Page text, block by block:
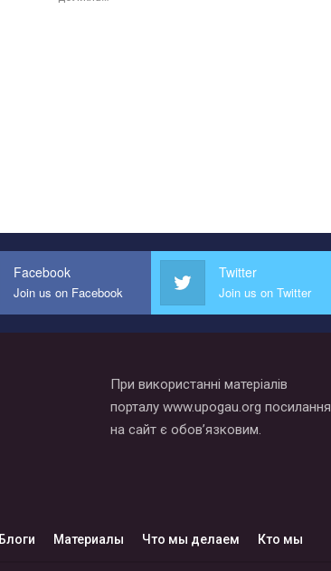
Facebook
Join us on Facebook
Twitter
Join us on Twitter
При використанні матеріалів
порталу www.upogau.org посилання
на сайт є обов’язковим.
Блоги Материалы Что мы делаем Кто мы